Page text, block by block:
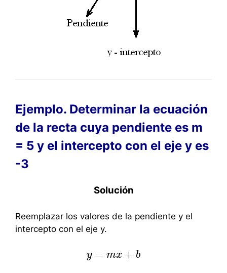
Ejemplo. Determinar la ecuación
de la recta cuya pendiente es m
= 5 y el intercepto con el eje y es
-3
Solución
Reemplazar los valores de la pendiente y el
intercepto con el eje y.
y = mx + b
y=mx+ b